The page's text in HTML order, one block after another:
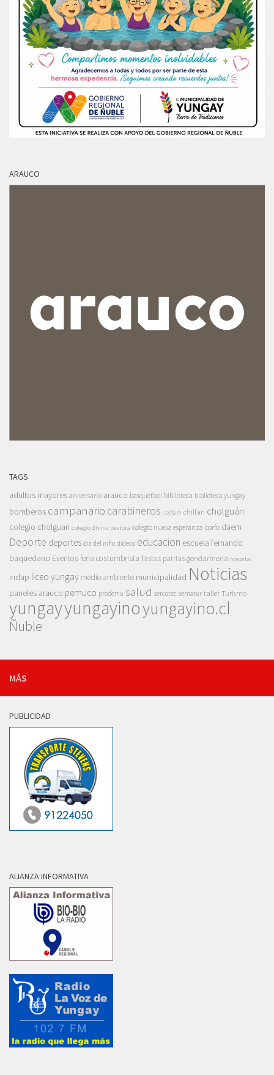
ARAUCO
TAGS
adultos mayores aniversario arauco basquetbol biblioteca biblioteca yungay
bomberos campanario carabineros cesfam chillan cholguán
colegio cholguan colegio divina pastora colegio nueva esperanza corfo daem
Deporte deportes dia del niño dideco educacion escuela fernando
baquedano Eventosferia costumbrista fiestas patrias gendarmeria hospital
indap liceo yungay medio ambiente municipalidad Noticias
paneles arauco pemuco prodemu salud sercotec sernatur taller Turismo
yungayyungayinoyungayino.cl
Ñuble
MÁS
PUBLICIDAD
ALIANZA INFORMATIVA